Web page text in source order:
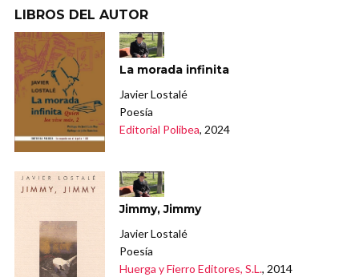
LIBROS DEL AUTOR
La morada infinita
Javier Lostalé
Poesía
Editorial Polibea, 2024
Jimmy, Jimmy
Javier Lostalé
Poesía
Huerga y Fierro Editores, S.L., 2014